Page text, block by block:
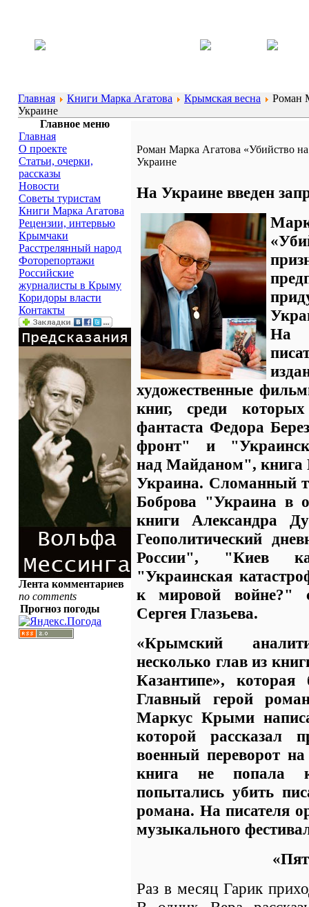
Главная Книги Марка Агатова Крымская весна
Роман
Украине
Главное меню
Главная
О проекте
Статьи, очерки,
рассказы
Новости
Советы туристам
Книги Марка Агатова
Рецензии, интервью
Крымчаки
Расстрелянный народ
Фоторепортажи
Российские
журналисты в Крыму
Коридоры власти
Контакты
Лента комментариев
no comments
Прогноз погоды
Роман Марка Агатова «Убийство
Украине
На Украине введен
На
художественные
книг, среди
фантаста Федора
фронт" и
над Майданом", книга
Украина. Сломанный
Боброва "Украина в
книги Александра
Геополитический
России", "Киев
"Украинская
к мировой войне?"
Сергея Глазьева.
«Крымский
несколько глав из
Казантипе»,
Главный герой
Маркус Крыми
которой рассказал
военный переворот
книга не попала
попытались убить
романа. На писателя
музыкального
Раз в месяц Гарик